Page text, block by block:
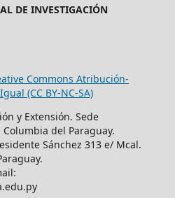
DE INVESTIGACIÓN
Commons Atribución-
(CC BY-NC-SA)
y Extensión. Sede
del Paraguay.
Sánchez 313 e/ Mcal.